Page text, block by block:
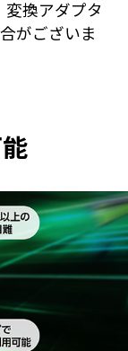
換アダプタ
がございま